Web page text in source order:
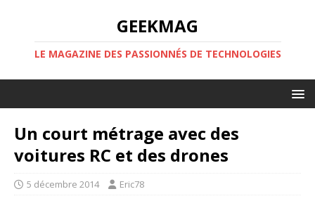
GEEKMAG
LE MAGAZINE DES PASSIONNÉS DE TECHNOLOGIES
Un court métrage avec des
voitures RC et des drones
5 décembre 2014 Eric78